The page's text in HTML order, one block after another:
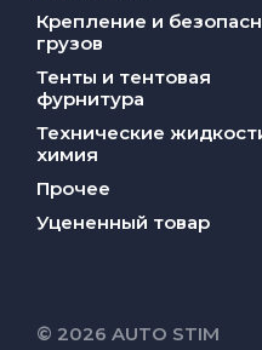
Крепление и
грузов
Тенты и тентовая
фурнитура
Технические
химия
Прочее
Уцененный товар
© 2026 AUTO STIM